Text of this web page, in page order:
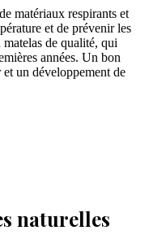
matériaux respirants et
et de prévenir les
de qualité, qui
années. Un bon
un développement de
naturelles